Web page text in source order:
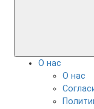
О нас
О нас